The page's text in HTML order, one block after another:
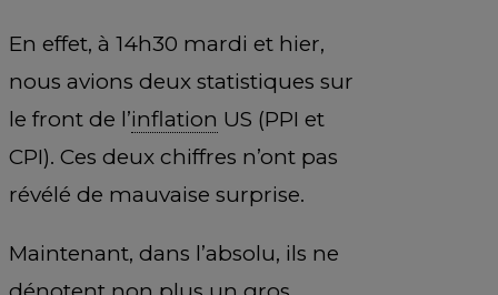
En effet, à 14h30 mardi et hier,
nous avions deux statistiques sur
le front de l’inflation US (PPI et
CPI). Ces deux chiffres n’ont pas
révélé de mauvaise surprise.
Maintenant, dans l’absolu, ils ne